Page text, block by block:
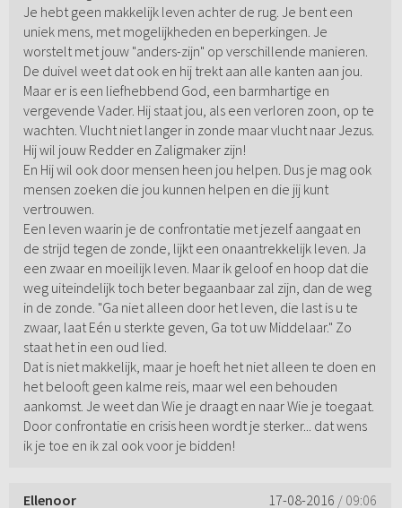
Je hebt geen makkelijk leven achter de rug. Je bent een
uniek mens, met mogelijkheden en beperkingen. Je
worstelt met jouw "anders-zijn" op verschillende manieren.
De duivel weet dat ook en hij trekt aan alle kanten aan jou.
Maar er is een liefhebbend God, een barmhartige en
vergevende Vader. Hij staat jou, als een verloren zoon, op te
wachten. Vlucht niet langer in zonde maar vlucht naar Jezus.
Hij wil jouw Redder en Zaligmaker zijn!
En Hij wil ook door mensen heen jou helpen. Dus je mag ook
mensen zoeken die jou kunnen helpen en die jij kunt
vertrouwen.
Een leven waarin je de confrontatie met jezelf aangaat en
de strijd tegen de zonde, lijkt een onaantrekkelijk leven. Ja
een zwaar en moeilijk leven. Maar ik geloof en hoop dat die
weg uiteindelijk toch beter begaanbaar zal zijn, dan de weg
in de zonde. "Ga niet alleen door het leven, die last is u te
zwaar, laat Eén u sterkte geven, Ga tot uw Middelaar." Zo
staat het in een oud lied.
Dat is niet makkelijk, maar je hoeft het niet alleen te doen en
het belooft geen kalme reis, maar wel een behouden
aankomst. Je weet dan Wie je draagt en naar Wie je toegaat.
Door confrontatie en crisis heen wordt je sterker... dat wens
ik je toe en ik zal ook voor je bidden!
Ellenoor 17-08-2016 / 09:06